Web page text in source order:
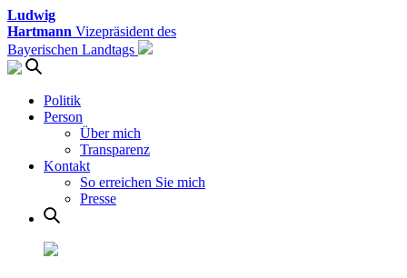
Ludwig
Hartmann Vizepräsident des
Bayerischen Landtags
Politik
Person
Über mich
Transparenz
Kontakt
So erreichen Sie mich
Presse